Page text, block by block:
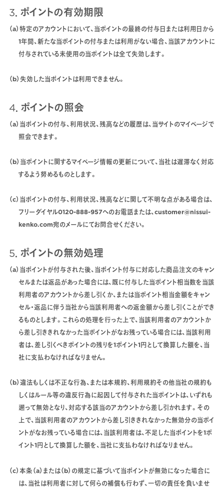
3．ポイントの有効期限
（a）特定のアカウントにおいて、当ポイントの最終の付与日または利用日から
1年間、新たな当ポイントの付与または利用がない場合、当該アカウントに
付与されている未使用の当ポイントは全て失効します。
（b）失効した当ポイントは利用できません。
4．ポイントの照会
（a）当ポイントの付与、利用状況、残高などの履歴は、当サイトのマイページで
照会できます。
（b）当ポイントに関するマイページ情報の更新について、当社は遅滞なく対応
するよう努めるものとします。
（c）当ポイントの付与、利用状況、残高などに関して不明な点がある場合は、
フリーダイヤル0120-888-957へのお電話または、customer@nissui-
kenko.com宛のメールにてお問合せください。
5．ポイントの無効処理
（a）当ポイントが付与された後、当ポイント付与に対応した商品注文のキャン
セルまたは返品があった場合には、既に付与した当ポイント相当数を当該
利用者のアカウントから差し引くか、または当ポイント相当金額をキャン
セル・返品に伴う当社から当該利用者への返金額から差し引くことができ
るものとします。これらの処理を行った上で、当該利用者のアカウントか
ら差し引ききれなかった当ポイントがなお残っている場合には、当該利用
者は、差し引くべきポイントの残りを1ポイント1円として換算した額を、当
社に支払わなければなりません。
（b）違法もしくは不正な行為、または本規約、利用規約その他当社の規約も
しくはルール等の違反行為に起因して付与された当ポイントは、いずれも
遡って無効となり、対応する該当のアカウントから差し引かれます。その
上で、当該利用者のアカウントから差し引ききれなかった無効分の当ポイ
ントがなお残っている場合には、当該利用者は、不足した当ポイントを1ポ
イント1円として換算した額を、当社に支払わなければなりません。
（c）本条（a）または（b）の規定に基づいて当ポイントが無効になった場合に
は、当社は利用者に対して何らの補償も行わず、一切の責任を負いませ